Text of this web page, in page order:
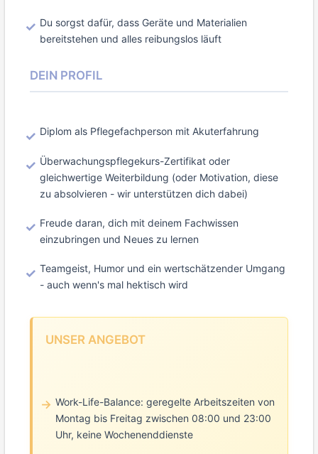
Du sorgst dafür, dass Geräte und Materialien
bereitstehen und alles reibungslos läuft
DEIN PROFIL
Diplom als Pflegefachperson mit Akuterfahrung
Überwachungspflegekurs-Zertifikat oder
gleichwertige Weiterbildung (oder Motivation, diese
zu absolvieren - wir unterstützen dich dabei)
Freude daran, dich mit deinem Fachwissen
einzubringen und Neues zu lernen
Teamgeist, Humor und ein wertschätzender Umgang
- auch wenn's mal hektisch wird
UNSER ANGEBOT
Work-Life-Balance: geregelte Arbeitszeiten von
Montag bis Freitag zwischen 08:00 und 23:00
Uhr, keine Wochenenddienste